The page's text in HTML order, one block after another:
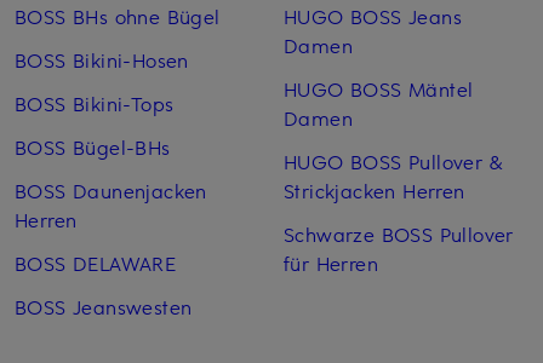
BOSS BHs ohne Bügel
BOSS Bikini-Hosen
BOSS Bikini-Tops
BOSS Bügel-BHs
BOSS Daunenjacken
Herren
BOSS DELAWARE
BOSS Jeanswesten
HUGO BOSS Jeans
Damen
HUGO BOSS Mäntel
Damen
HUGO BOSS Pullover &
Strickjacken Herren
Schwarze BOSS Pullover
für Herren